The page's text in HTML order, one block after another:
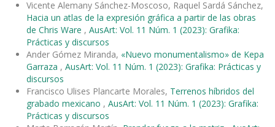
Vicente Alemany Sánchez-Moscoso, Raquel Sardá Sánchez,
Hacia un atlas de la expresión gráfica a partir de las obras
de Chris Ware , AusArt: Vol. 11 Núm. 1 (2023): Grafika:
Prácticas y discursos
Ander Gómez Miranda, «Nuevo monumentalismo» de Kepa
Garraza , AusArt: Vol. 11 Núm. 1 (2023): Grafika: Prácticas y
discursos
Francisco Ulises Plancarte Morales, Terrenos híbridos del
grabado mexicano , AusArt: Vol. 11 Núm. 1 (2023): Grafika:
Prácticas y discursos